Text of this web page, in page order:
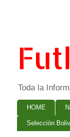
Toda la
HOME
Selección